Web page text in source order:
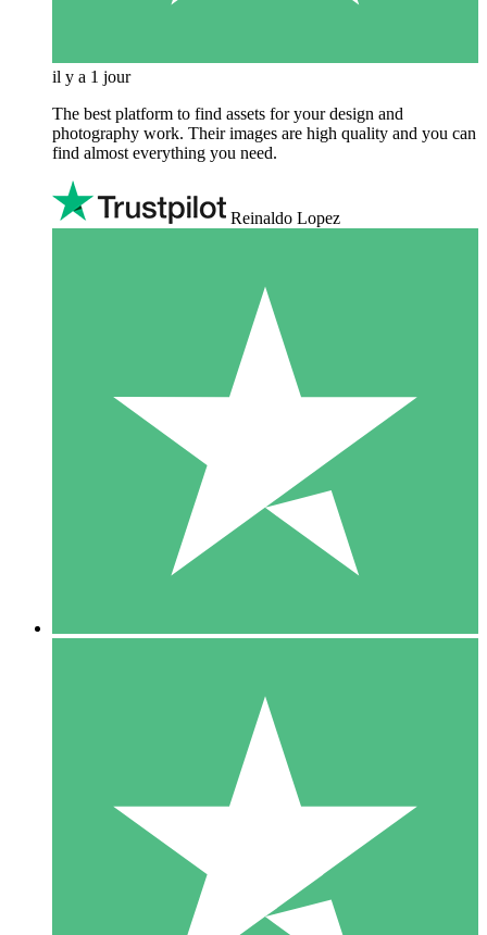
il y a 1 jour
The best platform to find assets for your design and
photography work. Their images are high quality and you can
find almost everything you need.
Reinaldo Lopez